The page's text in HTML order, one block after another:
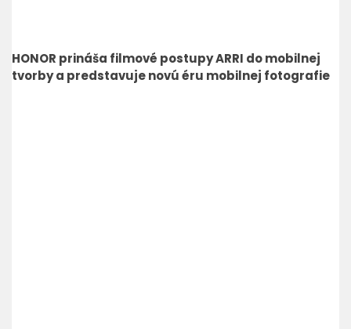
HONOR prináša filmové postupy ARRI do mobilnej
tvorby a predstavuje novú éru mobilnej fotografie